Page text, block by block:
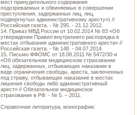
мест принудительного содержания
подозреваемых и обвиняемых в совершении
преступления, задержанных лиц, лиц,
подвергнутых административному аресту») //
Российская газета. - № 295. - 21.12.2012.
14. Приказ МВД России от 10.02.2014 № 83 «Об
утверждении Правил внутреннего распорядка в
местах отбывания административного ареста» //
Российская газета. - № 148. - 04.07.2014.
15. Письмо ФФОМС от 18.08.2011 № 5472/30-и
«Об обязательном медицинском страховании
лиц, задержанных, отбывающих наказание в
виде ограничения свободы, ареста, заключенных
под стражу, отбывающих наказание в местах
лишения свободы либо административный
арест» // Обязательное медицинское
страхование в РФ. - № 5. – 2011.
Справочная литература, монографии: